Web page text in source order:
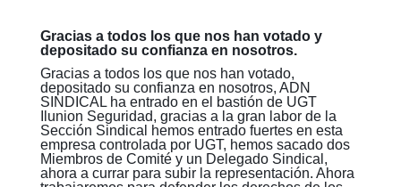
Gracias a todos los que nos han votado y
depositado su confianza en nosotros.
Gracias a todos los que nos han votado,
depositado su confianza en nosotros, ADN
SINDICAL ha entrado en el bastión de UGT
Ilunion Seguridad, gracias a la gran labor de la
Sección Sindical hemos entrado fuertes en esta
empresa controlada por UGT, hemos sacado dos
Miembros de Comité y un Delegado Sindical,
ahora a currar para subir la representación. Ahora